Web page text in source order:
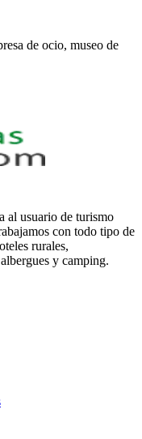
de ocio, museo de
al usuario de turismo
con todo tipo de
rurales,
y camping.